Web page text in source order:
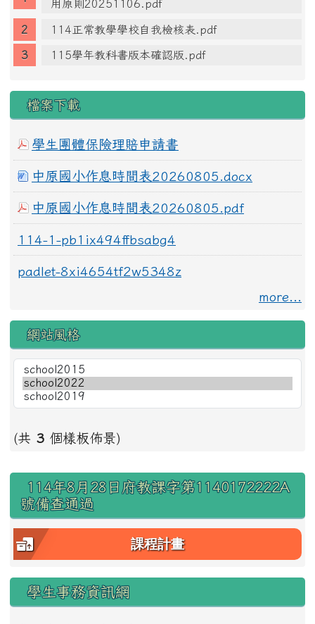
用原則20251106.pdf
114正常教學學校自我檢核表.pdf
115學年教科書版本確認版.pdf
檔案下載
學生團體保險理賠申請書
中原國小作息時間表20260805.docx
中原國小作息時間表20260805.pdf
114-1-pb1ix494ffbsabg4
padlet-8xi4654tf2w5348z
more...
網站風格
(共 3 個樣板佈景)
右邊區域內容
114年8月28日府教課字第1140172222A
號備查通過
課程計畫
學生事務資訊網